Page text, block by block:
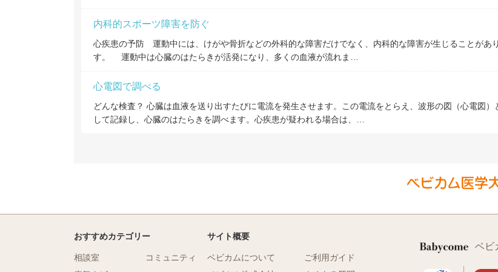
内科的スポーツ障害を防ぐ
心疾患の予防 運動中には、けがや骨折などの外科的な障害だけでなく、内科的な障害が生じることがあ
す。 運動中は心臓のはたらきが活発になり、多くの血液が流れま…
心電図で調べる
どんな検査？ 心臓は血液を送り出すたびに電流を発生させます。この電流をとらえ、波形の図（心電図）
して記録し、心臓のはたらきを調べます。心疾患が疑われる場合は、…
ベビ
おすすめカテゴリー
相談室
コミュニティ
サイト概要
ベビカムについて
ご利用ガイド